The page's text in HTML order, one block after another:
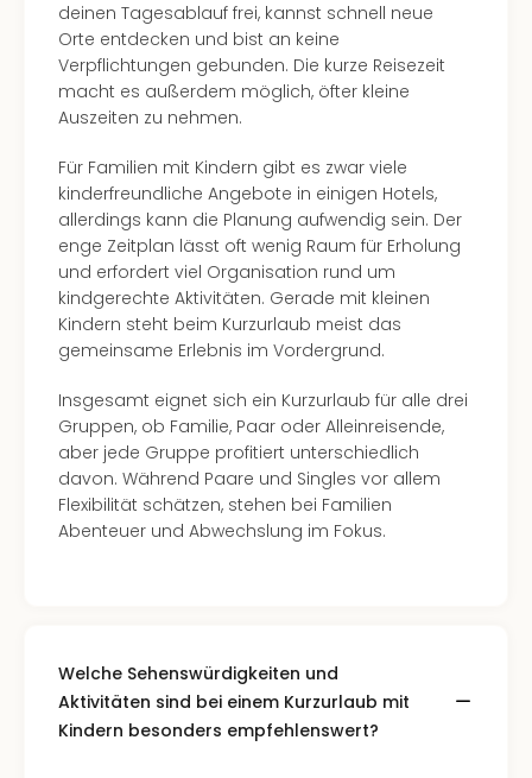
deinen Tagesablauf frei, kannst schnell neue
Orte entdecken und bist an keine
Verpflichtungen gebunden. Die kurze Reisezeit
macht es außerdem möglich, öfter kleine
Auszeiten zu nehmen.
Für Familien mit Kindern gibt es zwar viele
kinderfreundliche Angebote in einigen Hotels,
allerdings kann die Planung aufwendig sein. Der
enge Zeitplan lässt oft wenig Raum für Erholung
und erfordert viel Organisation rund um
kindgerechte Aktivitäten. Gerade mit kleinen
Kindern steht beim Kurzurlaub meist das
gemeinsame Erlebnis im Vordergrund.
Insgesamt eignet sich ein Kurzurlaub für alle drei
Gruppen, ob Familie, Paar oder Alleinreisende,
aber jede Gruppe profitiert unterschiedlich
davon. Während Paare und Singles vor allem
Flexibilität schätzen, stehen bei Familien
Abenteuer und Abwechslung im Fokus.
Welche Sehenswürdigkeiten und
Aktivitäten sind bei einem Kurzurlaub mit
Kindern besonders empfehlenswert?